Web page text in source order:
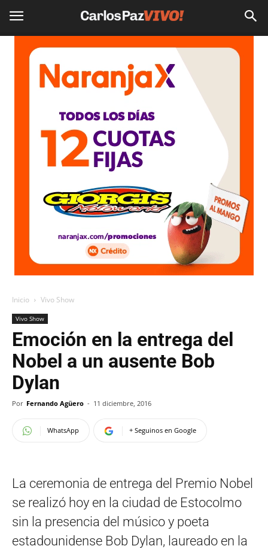
Inicio Vivo Show
Vivo Show
Emoción en la entrega del
Nobel a un ausente Bob
Dylan
Por Fernando Agüero - 11 diciembre, 2016
WhatsApp + Seguinos en Google
La ceremonia de entrega del Premio Nobel
se realizó hoy en la ciudad de Estocolmo
sin la presencia del músico y poeta
estadounidense Bob Dylan, laureado en la